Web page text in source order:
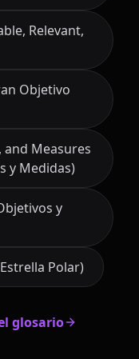
Relevant,
Objetivo
and Measures
y Medidas)
y
Polar)
glosario